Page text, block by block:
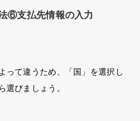
⑥支払先情報の入力
って違うため、「国」を選択し
選びましょう。